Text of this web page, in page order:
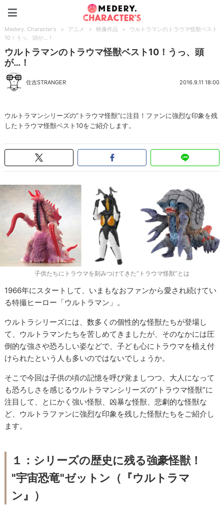
Medery. Character's > アニメ > 映像作品 >
ウルトラマンのトラウマ怪獣ベスト
10！うっ、頭が…！
ウルトラマンのトラウマ怪獣ベスト10！うっ、頭
が…！
住吉STRANGER 2016.9.11 18:00
ウルトラマンシリーズの“トラウマ怪獣”に注目！ファンに強烈な印象を残
したトラウマ怪獣ベスト10をご紹介します。
子供たちにトラウマを刻みつけてきた“トラウマ怪獣”とは
1966年にスタートして、いまもなおファンから愛され続けてい
る特撮ヒーロー「ウルトラマン」。
ウルトラシリーズには、数多くの個性的な怪獣たちが登場し
て、ウルトラマンたちを苦しめてきましたが、そのなかには圧
倒的な強さや恐ろしい姿などで、子ども心にトラウマを植え付
けられたという人も多いのではないでしょうか。
そこで今回は子供の頃の記憶を呼び覚ましつつ、大人になって
も恐ろしさを感じるウルトラマンシリーズの“トラウマ怪獣”に
注目して、とにかく強い怪獣、凶暴な怪獣、悲劇的な怪獣な
ど、ウルトラファンに強烈な印象を残した怪獣たちをご紹介し
ます。
１：シリーズの歴史に残る強豪怪獣！
"宇宙恐竜"ゼットン（『ウルトラマ
ン』）